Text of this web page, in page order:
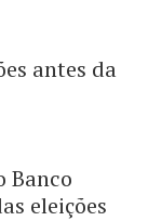
antes da
Banco
eleições